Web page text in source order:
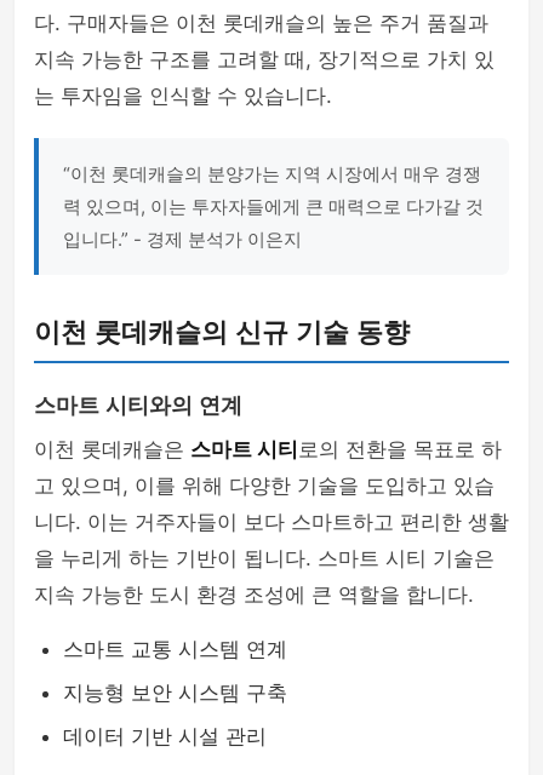
다. 구매자들은 이천 롯데캐슬의 높은 주거 품질과
지속 가능한 구조를 고려할 때, 장기적으로 가치 있
는 투자임을 인식할 수 있습니다.
“이천 롯데캐슬의 분양가는 지역 시장에서 매우 경쟁
력 있으며, 이는 투자자들에게 큰 매력으로 다가갈 것
입니다.” - 경제 분석가 이은지
이천 롯데캐슬의 신규 기술 동향
스마트 시티와의 연계
이천 롯데캐슬은 스마트 시티 로의 전환을 목표로 하
고 있으며, 이를 위해 다양한 기술을 도입하고 있습
니다. 이는 거주자들이 보다 스마트하고 편리한 생활
을 누리게 하는 기반이 됩니다. 스마트 시티 기술은
지속 가능한 도시 환경 조성에 큰 역할을 합니다.
스마트 교통 시스템 연계
지능형 보안 시스템 구축
데이터 기반 시설 관리